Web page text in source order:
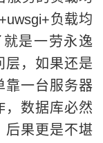
负载均
是一劳永逸
层，如果还是
靠一台服务器
，数据库必然
后果更是不堪